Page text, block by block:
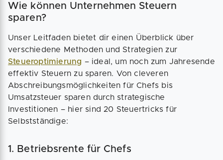
Wie können Unternehmen Steuern
sparen?
Unser Leitfaden bietet dir einen Überblick über
verschiedene Methoden und Strategien zur
Steueroptimierung – ideal, um noch zum Jahresende
effektiv Steuern zu sparen. Von cleveren
Abschreibungsmöglichkeiten für Chefs bis
Umsatzsteuer sparen durch strategische
Investitionen – hier sind 20 Steuertricks für
Selbstständige:
1. Betriebsrente für Chefs